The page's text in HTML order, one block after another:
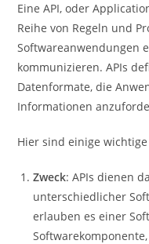
Eine API, oder
Reihe von Regeln und
Softwareanwendungen
kommunizieren. APIs
Datenformate, die
Informationen
Hier sind einige wichtige
Zweck: APIs dienen
unterschiedlicher
erlauben es einer